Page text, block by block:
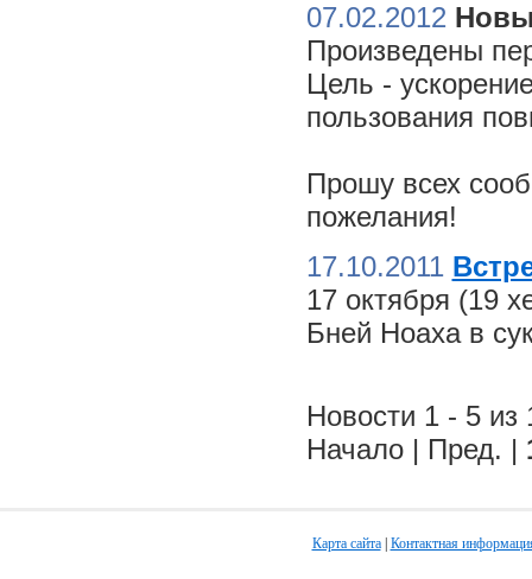
07.02.2012
Произведены
Цель -
пользования
Прошу всех
пожелания!
17.10.2011
17 октября (19
Бней Ноаха в
Новости 1 - 5 из
Начало | Пред. |
Карта сайта| Контактная